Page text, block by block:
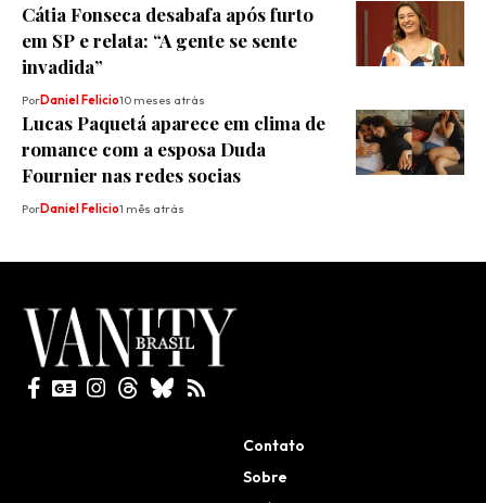
Cátia Fonseca desabafa após furto
em SP e relata: “A gente se sente
invadida”
PorDaniel Felicio10 meses atrás
Lucas Paquetá aparece em clima de
romance com a esposa Duda
Fournier nas redes socias
PorDaniel Felicio1 mês atrás
Contato
Sobre